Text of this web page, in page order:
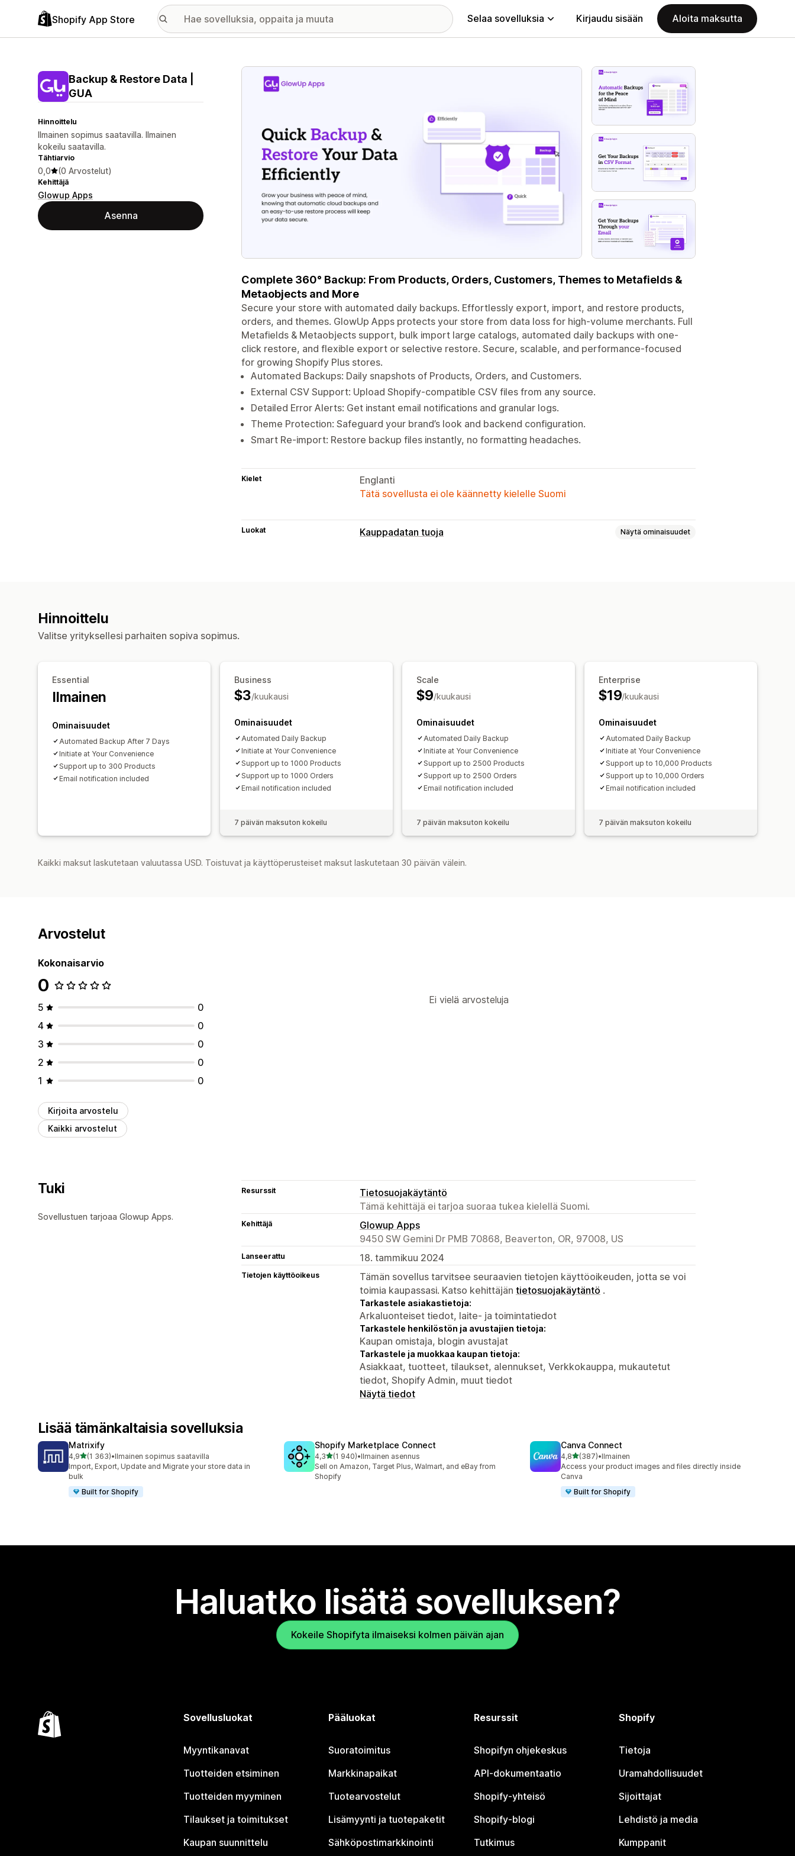
Shopify App Store Selaa sovelluksia Kirjaudu sisään Aloita maksutta
Backup & Restore Data |
GUA
Hinnoittelu
Ilmainen sopimus saatavilla. Ilmainen
kokeilu saatavilla.
Tähtiarvio
0,0 (0 Arvostelut)
Kehittäjä
Glowup Apps
Asenna
Esittelykuvagalleria
Complete 360° Backup: From Products, Orders, Customers, Themes to Metafields &
Metaobjects and More
Secure your store with automated daily backups. Effortlessly export, import, and restore products,
orders, and themes. GlowUp Apps protects your store from data loss for high-volume merchants. Full
Metafields & Metaobjects support, bulk import large catalogs, automated daily backups with one-
click restore, and flexible export or selective restore. Secure, scalable, and performance-focused
for growing Shopify Plus stores.
Automated Backups: Daily snapshots of Products, Orders, and Customers.
External CSV Support: Upload Shopify-compatible CSV files from any source.
Detailed Error Alerts: Get instant email notifications and granular logs.
Theme Protection: Safeguard your brand’s look and backend configuration.
Smart Re-import: Restore backup files instantly, no formatting headaches.
Kielet
Englanti
Tätä sovellusta ei ole käännetty kielelle Suomi
Luokat Kauppadatan tuoja Näytä ominaisuudet
Hinnoittelu
Valitse yrityksellesi parhaiten sopiva sopimus.
Essential
Ilmainen
Ominaisuudet
Automated Backup After 7 Days
Initiate at Your Convenience
Support up to 300 Products
Email notification included
Business
$3/kuukausi
Ominaisuudet
Automated Daily Backup
Initiate at Your Convenience
Support up to 1000 Products
Support up to 1000 Orders
Email notification included
7 päivän maksuton kokeilu
Scale
$9/kuukausi
Ominaisuudet
Automated Daily Backup
Initiate at Your Convenience
Support up to 2500 Products
Support up to 2500 Orders
Email notification included
7 päivän maksuton kokeilu
Enterprise
$19/kuukausi
Ominaisuudet
Automated Daily Backup
Initiate at Your Convenience
Support up to 10,000 Products
Support up to 10,000 Orders
Email notification included
7 päivän maksuton kokeilu
Kaikki maksut laskutetaan valuutassa USD. Toistuvat ja käyttöperusteiset maksut laskutetaan 30 päivän välein.
Arvostelut
Kokonaisarvio
0
5
0
4
0
3
0
2
0
1
0
Kirjoita arvostelu
Kaikki arvostelut
Ei vielä arvosteluja
Tuki
Sovellustuen tarjoaa Glowup Apps.
Resurssit
Tietosuojakäytäntö
Tämä kehittäjä ei tarjoa suoraa tukea kielellä Suomi.
Kehittäjä
Glowup Apps
9450 SW Gemini Dr PMB 70868, Beaverton, OR, 97008, US
Lanseerattu 18. tammikuu 2024
Tietojen käyttöoikeus
Tämän sovellus tarvitsee seuraavien tietojen käyttöoikeuden, jotta se voi
toimia kaupassasi. Katso kehittäjän tietosuojakäytäntö .
Tarkastele asiakastietoja:
Arkaluonteiset tiedot, laite- ja toimintatiedot
Tarkastele henkilöstön ja avustajien tietoja:
Kaupan omistaja, blogin avustajat
Tarkastele ja muokkaa kaupan tietoja:
Asiakkaat, tuotteet, tilaukset, alennukset, Verkkokauppa, mukautetut
tiedot, Shopify Admin, muut tiedot
Näytä tiedot
Lisää tämänkaltaisia sovelluksia
Matrixify
4,9/ 5 tähteä
(1 363)
1363 arvostelua yhteensä
•Ilmainen sopimus saatavilla
Import, Export, Update and Migrate your store data in
bulk
Built for Shopify
Shopify Marketplace Connect
4,3/ 5 tähteä
(1 940)
1940 arvostelua yhteensä
•Ilmainen asennus
Sell on Amazon, Target Plus, Walmart, and eBay from
Shopify
Canva Connect
4,8/ 5 tähteä
(387)
387 arvostelua yhteensä
•Ilmainen
Access your product images and files directly inside
Canva
Built for Shopify
Haluatko lisätä sovelluksen?
Kokeile Shopifyta ilmaiseksi kolmen päivän ajan
Sovellusluokat
Myyntikanavat
Tuotteiden etsiminen
Tuotteiden myyminen
Tilaukset ja toimitukset
Kaupan suunnittelu
Pääluokat
Suoratoimitus
Markkinapaikat
Tuotearvostelut
Lisämyynti ja tuotepaketit
Sähköpostimarkkinointi
Resurssit
Shopifyn ohjekeskus
API-dokumentaatio
Shopify-yhteisö
Shopify-blogi
Tutkimus
Shopify
Tietoja
Uramahdollisuudet
Sijoittajat
Lehdistö ja media
Kumppanit